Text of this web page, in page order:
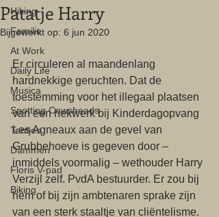
Hiking
Familie
At Work
Daily Life
Musica
Spotting Cowsheads
Tentjes
Dammen
Floris V-pad
Biking
Patatje Harry
Bijgewerkt op: 6 jun 2020
Er circuleren al maandenlang
hardnekkige geruchten. Dat de
toestemming voor het illegaal plaatsen
van een hekwerk bij Kinderdagopvang
Les Agneaux aan de gevel van
Grubbehoeve is gegeven door –
inmiddels voormalig – wethouder Harry
Verzijl zelf. PvdA bestuurder. Er zou bij
hem of bij zijn ambtenaren sprake zijn
van een sterk staaltje van cliëntelisme.